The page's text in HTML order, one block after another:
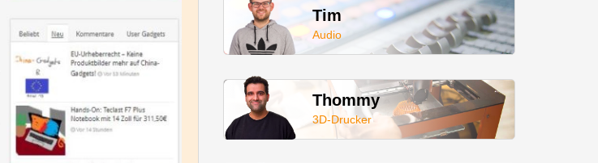
Tim
Audio
Thommy
3D-Drucker